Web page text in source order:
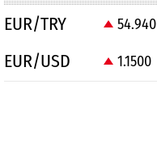
EUR/TRY
EUR/USD 1.1500